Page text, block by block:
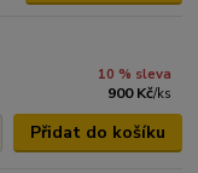
10 % sleva
900 Kč/ks
Přidat do košíku